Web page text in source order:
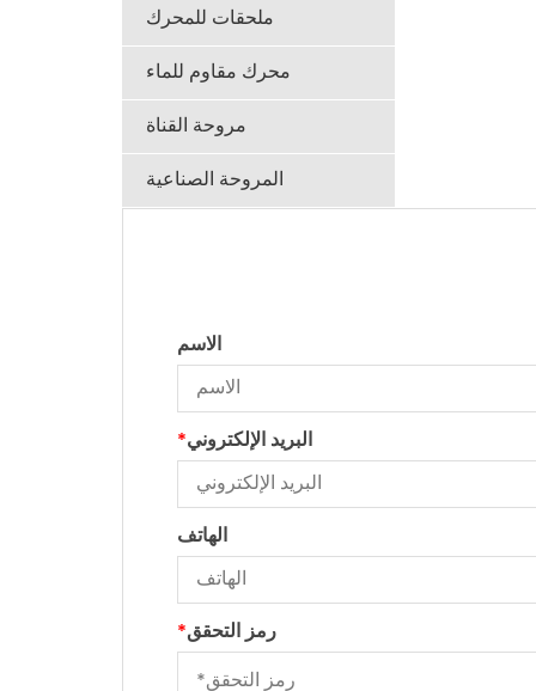
ملحقات للمحرك
محرك مقاوم للماء
مروحة القناة
المروحة الصناعية
الاسم
*البريد الإلكتروني
الهاتف
*رمز التحقق